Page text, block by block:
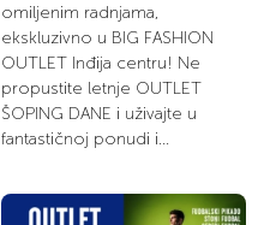
omiljenim radnjama,
ekskluzivno u BIG FASHION
OUTLET Inđija centru! Ne
propustite letnje OUTLET
ŠOPING DANE i uživajte u
fantastičnoj ponudi i...